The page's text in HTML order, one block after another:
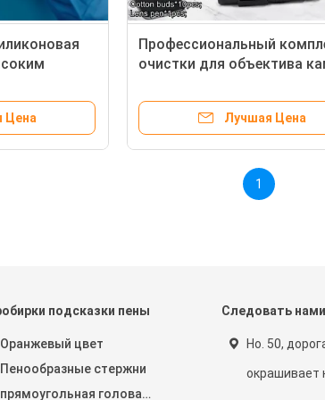
мягкой
Цена
Профессиональный
очистки для объектива
способность к очистке с
помощью микровабб,
Лучшая Цена
1
подсказки пены
Оранжевый цвет
Пенообразные стержни
прямоугольная голова
Следовать нами
Но. 50,
окрашивает